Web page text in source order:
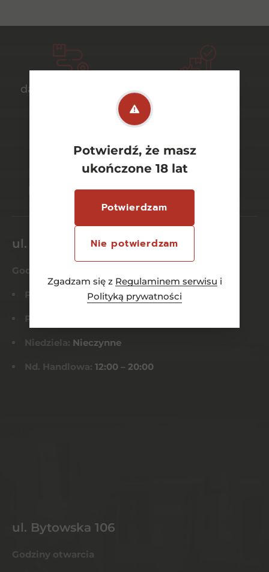
Potwierdź, że masz
ukończone 18 lat
Potwierdzam
Nie potwierdzam
Zgadzam się z Regulaminem serwisu i
Polityką prywatności
darmowa dostawa
bezpieczne
płatności online
szeroki wybór
asortymentu
ul. Dworcowa 26/6
Godziny otwarcia
Pn-Czw: 8:00 – 21:00
Pt-Sob:
Niedziela: Nieczynne
Nd. Handlowa: 12:00 – 20:00
ul. Bytowska 106
Godziny otwarcia